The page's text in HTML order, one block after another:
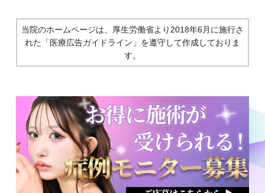
当院のホームページは、厚生労働省より2018年6月に施行さ
れた 「医療広告ガイドライン」を遵守して作成しておりま
す。